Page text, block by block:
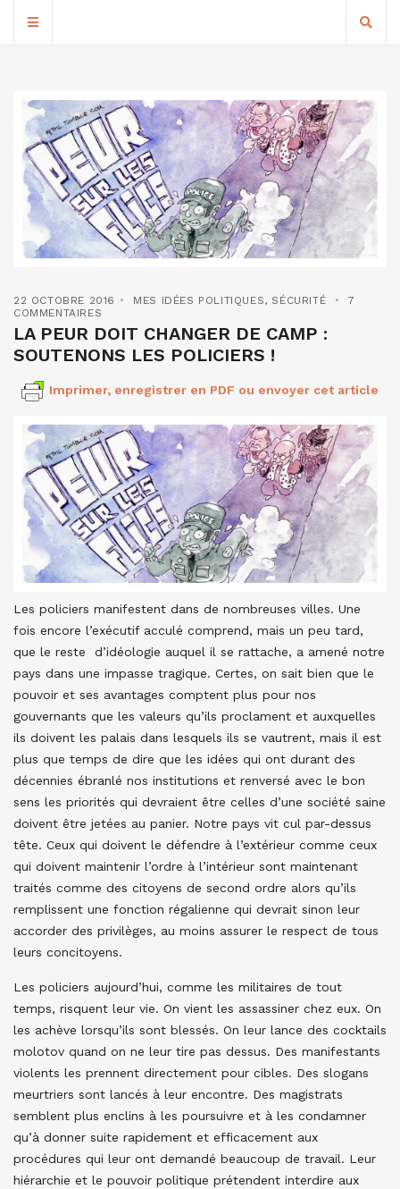
22 OCTOBRE 2016 MES IDÉES POLITIQUES, SÉCURITÉ
7
COMMENTAIRES
LA PEUR DOIT CHANGER DE CAMP :
SOUTENONS LES POLICIERS !
Imprimer, enregistrer en PDF ou envoyer cet article
Les policiers manifestent dans de nombreuses villes. Une
fois encore l’exécutif acculé comprend, mais un peu tard,
que le reste d’idéologie auquel il se rattache, a amené notre
pays dans une impasse tragique. Certes, on sait bien que le
pouvoir et ses avantages comptent plus pour nos
gouvernants que les valeurs qu’ils proclament et auxquelles
ils doivent les palais dans lesquels ils se vautrent, mais il est
plus que temps de dire que les idées qui ont durant des
décennies ébranlé nos institutions et renversé avec le bon
sens les priorités qui devraient être celles d’une société saine
doivent être jetées au panier. Notre pays vit cul par-dessus
tête. Ceux qui doivent le défendre à l’extérieur comme ceux
qui doivent maintenir l’ordre à l’intérieur sont maintenant
traités comme des citoyens de second ordre alors qu’ils
remplissent une fonction régalienne qui devrait sinon leur
accorder des privilèges, au moins assurer le respect de tous
leurs concitoyens.
Les policiers aujourd’hui, comme les militaires de tout
temps, risquent leur vie. On vient les assassiner chez eux. On
les achève lorsqu’ils sont blessés. On leur lance des cocktails
molotov quand on ne leur tire pas dessus. Des manifestants
violents les prennent directement pour cibles. Des slogans
meurtriers sont lancés à leur encontre. Des magistrats
semblent plus enclins à les poursuivre et à les condamner
qu’à donner suite rapidement et efficacement aux
procédures qui leur ont demandé beaucoup de travail. Leur
hiérarchie et le pouvoir politique prétendent interdire aux